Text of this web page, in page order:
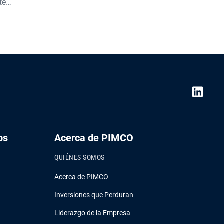
Acerca de PIMCO
QUIÉNES SOMOS
Acerca de PIMCO
Inversiones que Perduran
Liderazgo de la Empresa